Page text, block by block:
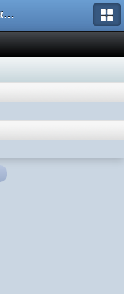
Блоги Калужского перекрестка